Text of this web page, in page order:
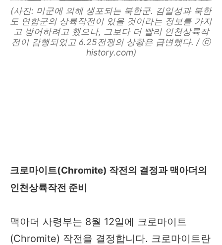
(사진: 미군에 의해 생포되는 북한군. 김일성과 북한
도 연합군의 상륙작전이 있을 것이라는 정보를 가지
고 방어하려고 했으나, 그보다 더 빨리 인천상륙작
전이 감행되었고 6.25전쟁의 상황은 급변했다. / ⓒ
history.com)
크로마이트(Chromite) 작전의 결정과 맥아더의
인천상륙작전 준비
맥아더 사령부는 8월 12일에 크로마이트
(Chromite) 작전을 결정합니다. 크로마이트란